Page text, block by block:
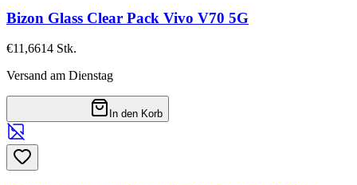
Bizon Glass Clear Pack Vivo V70 5G
€11,6614 Stk.
Versand am Dienstag
In den Korb